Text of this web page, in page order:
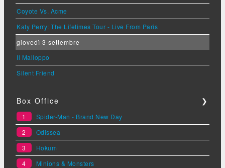
Coyote Vs. Acme
Katy Perry: The Lifetimes Tour - Live From Paris
giovedì 3 settembre
Il Malloppo
Silent Friend
Box Office ❯
1
Spider-Man - Brand New Day
2
Odissea
3
Hokum
4
Minions & Monsters